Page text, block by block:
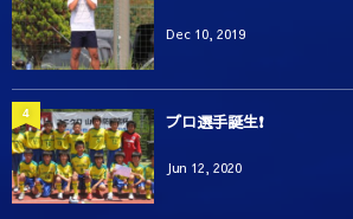
Dec 10, 2019
プロ選手誕生❗️
Jun 12, 2020
4